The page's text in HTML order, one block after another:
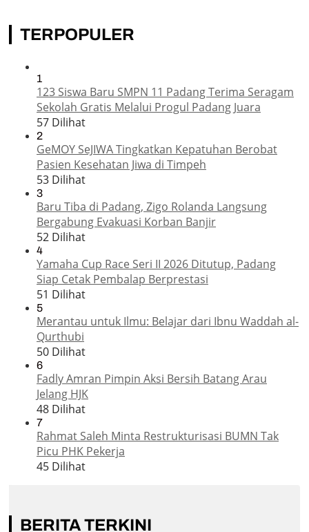
TERPOPULER
1
123 Siswa Baru SMPN 11 Padang Terima Seragam
Sekolah Gratis Melalui Progul Padang Juara
57 Dilihat
2
GeMOY SeJIWA Tingkatkan Kepatuhan Berobat
Pasien Kesehatan Jiwa di Timpeh
53 Dilihat
3
Baru Tiba di Padang, Zigo Rolanda Langsung
Bergabung Evakuasi Korban Banjir
52 Dilihat
4
Yamaha Cup Race Seri II 2026 Ditutup, Padang
Siap Cetak Pembalap Berprestasi
51 Dilihat
5
Merantau untuk Ilmu: Belajar dari Ibnu Waddah al-
Qurthubi
50 Dilihat
6
Fadly Amran Pimpin Aksi Bersih Batang Arau
Jelang HJK
48 Dilihat
7
Rahmat Saleh Minta Restrukturisasi BUMN Tak
Picu PHK Pekerja
45 Dilihat
BERITA TERKINI